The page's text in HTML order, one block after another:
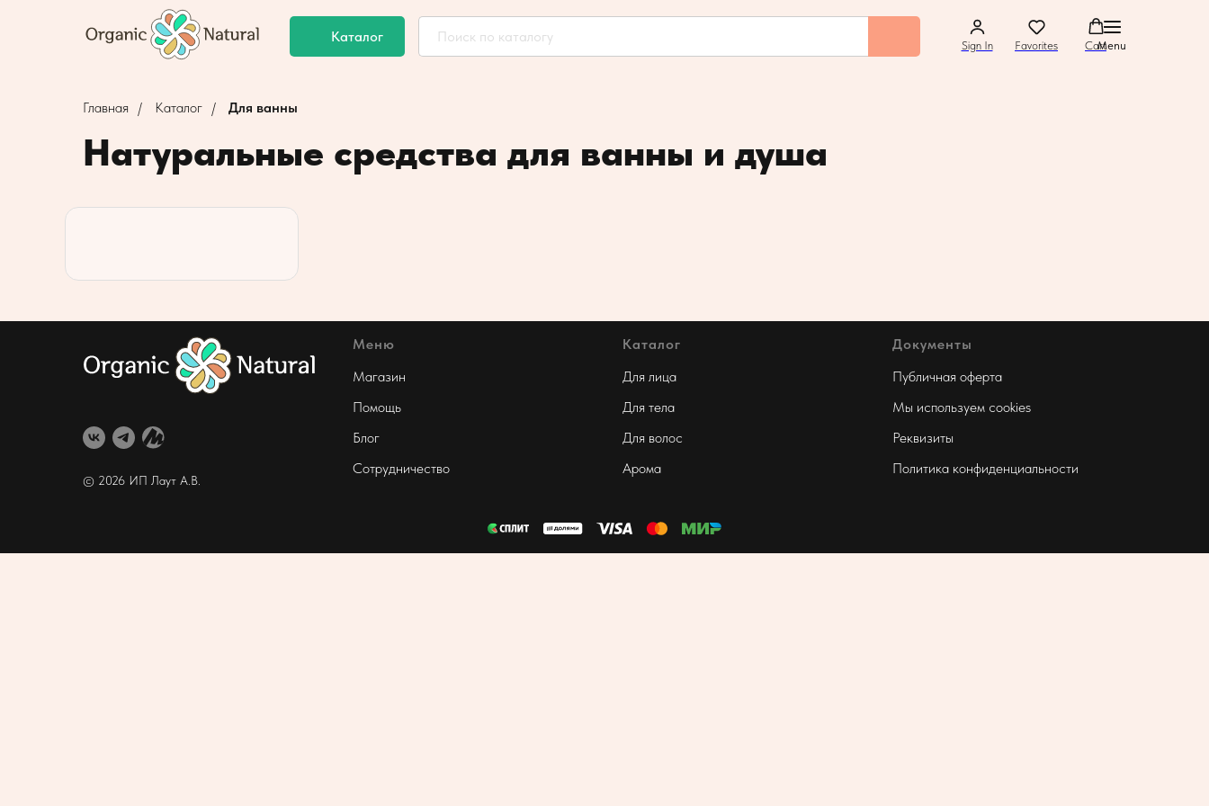
Каталог
Sign In Favorites CartMenu
Главная / Каталог / Для ванны
Натуральные средства для ванны и душа
© 2026 ИП Лаут А .В.
Меню
Магазин
Помощь
Блог
Сотрудничество
Каталог
Для лица
Для тела
Для волос
Арома
Документы
Публичная оферта
Мы используем cookies
Реквизиты
Политика конфиденциальности